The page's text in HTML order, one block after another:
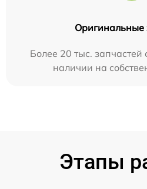
Оригинальные
Более 20 тыс. запчастей
наличии на
Этапы